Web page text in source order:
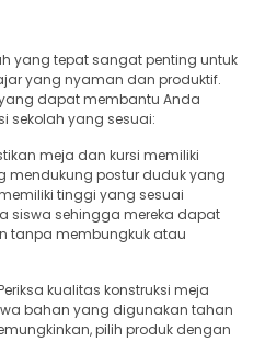
yang tepat sangat penting untuk
yang nyaman dan produktif.
dapat membantu Anda
sekolah yang sesuai:
meja dan kursi memiliki
mendukung postur duduk yang
tinggi yang sesuai
siswa sehingga mereka dapat
tanpa membungkuk atau
kualitas konstruksi meja
bahan yang digunakan tahan
pilih produk dengan